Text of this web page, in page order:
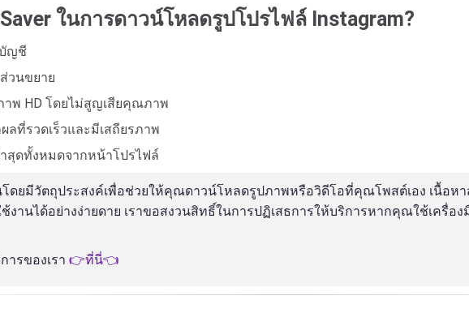
ในการดาวน์โหลดรูปโปรไฟล์ Instagram?
บัญชี
วนขยาย
พ HD โดยไม่สูญเสียคุณภาพ
ลที่รวดเร็วและมีเสถียรภาพ
สุดทั้งหมดจากหน้าโปรไฟล์
โดยมีวัตถุประสงค์เพื่อช่วยให้คุณดาวน์โหลดรูปภาพหรือวิดีโอที่คุณโพสต์เอง เนื้อ
งานได้อย่างง่ายดาย เราขอสงวนสิทธิ์ในการปฏิเสธการให้บริการหากคุณใช้เครื่อ
รของเรา 👉ที่นี่👈